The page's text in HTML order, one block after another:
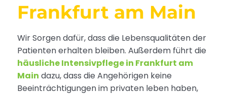
Frankfurt am Main
Wir Sorgen dafür, dass die Lebensqualitäten der
Patienten erhalten bleiben. Außerdem führt die
häusliche Intensivpflege in Frankfurt am
Main dazu, dass die Angehörigen keine
Beeinträchtigungen im privaten leben haben,